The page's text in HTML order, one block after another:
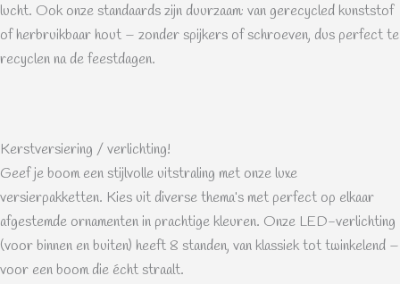
lucht. Ook onze standaards zijn duurzaam: van gerecycled kunststof
of herbruikbaar hout – zonder spijkers of schroeven, dus perfect te
recyclen na de feestdagen.
Kerstversiering / verlichting!
Geef je boom een stijlvolle uitstraling met onze luxe
versierpakketten. Kies uit diverse thema’s met perfect op elkaar
afgestemde ornamenten in prachtige kleuren. Onze LED-verlichting
(voor binnen en buiten) heeft 8 standen, van klassiek tot twinkelend –
voor een boom die écht straalt.